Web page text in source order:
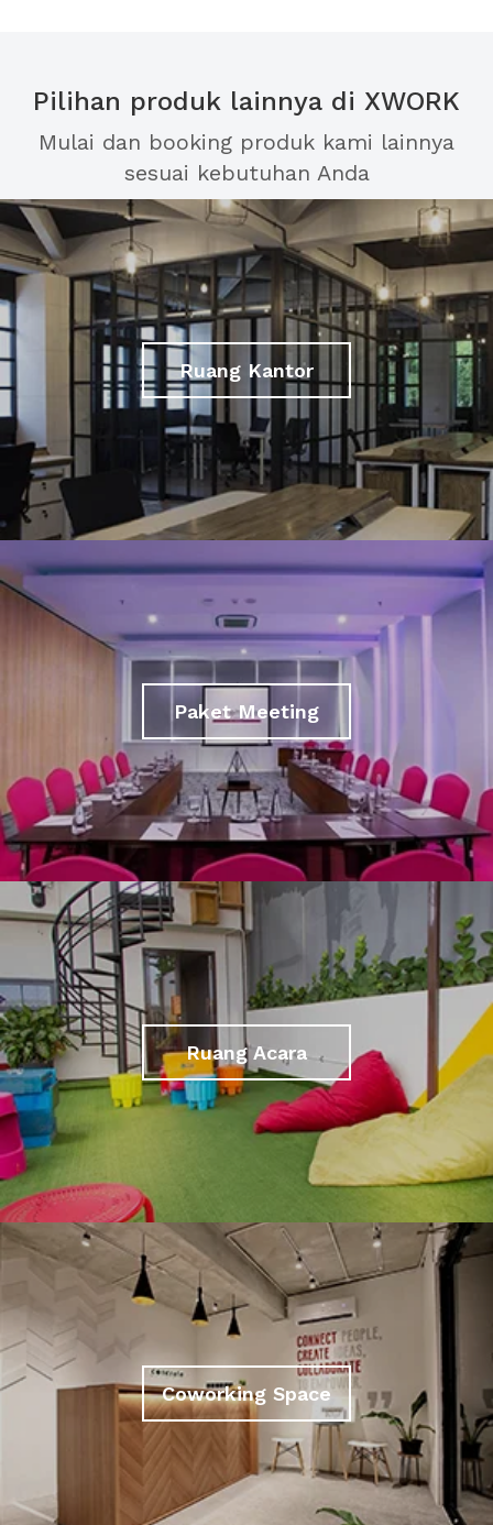
Pilihan produk lainnya di XWORK
Mulai dan booking produk kami lainnya
sesuai kebutuhan Anda
Ruang Kantor
Paket Meeting
Ruang Acara
Coworking Space